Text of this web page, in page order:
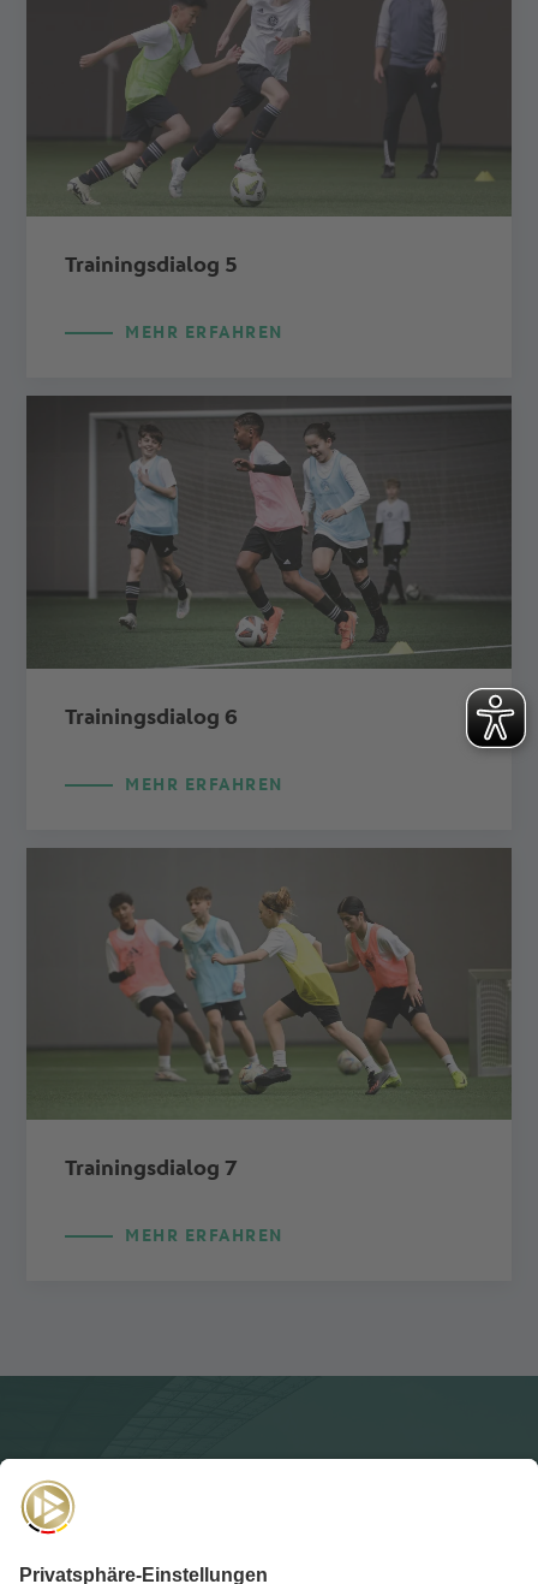
Trainingsdialog 5
MEHR ERFAHREN
Trainingsdialog 6
MEHR ERFAHREN
Trainingsdialog 7
MEHR ERFAHREN